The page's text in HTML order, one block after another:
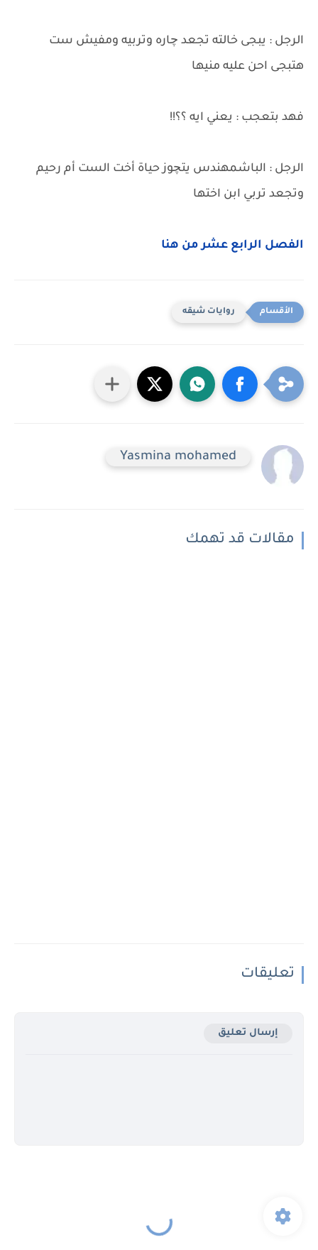
الرجل : يبجى خالته تجعد چاره وتربيه ومفيش ست
هتبجى احن عليه منيها
فهد بتعجب : يعني ايه ؟؟!!
الرجل : الباشمهندس يتچوز حياة أخت الست أم رحيم
وتجعد تربي ابن اختها
الفصل الرابع عشر من هنا
روايات شيقه
Yasmina mohamed
مقالات قد تهمك
تعليقات
إرسال تعليق